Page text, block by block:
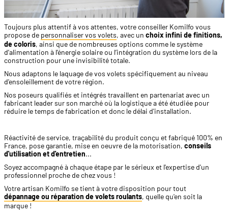
Toujours plus attentif à vos attentes, votre conseiller Komilfo vous
propose de personnaliser vos volets, avec un choix infini de finitions,
de coloris, ainsi que de nombreuses options comme le système
d’alimentation à l’énergie solaire ou l’intégration du système lors de la
construction pour une invisibilité totale.
Nous adaptons le laquage de vos volets spécifiquement au niveau
d'ensoleillement de votre région.
Nos poseurs qualifiés et intégrés travaillent en partenariat avec un
fabricant leader sur son marché où la logistique a été étudiée pour
réduire le temps de fabrication et donc le délai d'installation.
Réactivité de service, traçabilité du produit conçu et fabriqué 100% en
France, pose garantie, mise en oeuvre de la motorisation, conseils
d'utilisation et d'entretien...
Soyez accompagné à chaque étape par le sérieux et l'expertise d'un
professionnel proche de chez vous !
Votre artisan Komilfo se tient à votre disposition pour tout
dépannage ou réparation de volets roulants, quelle qu'en soit la
marque !